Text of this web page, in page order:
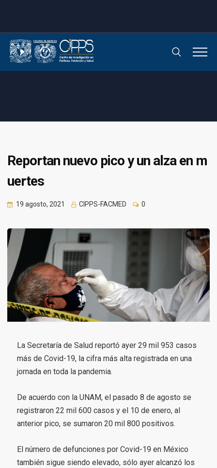
Reportan nuevo pico y un alza en m
uertes
19 agosto, 2021 CIPPS-FACMED 0
La Secretaría de Salud reportó ayer 29 mil 953 casos
más de Covid-19, la cifra más alta registrada en una
jornada en toda la pandemia.
De acuerdo con la UNAM, el pasado 8 de agosto se
registraron 22 mil 600 casos y el 10 de enero, al
anterior pico, se sumaron 20 mil 800 positivos.
El número de defunciones por Covid-19 en México
también sigue siendo elevado, sólo ayer alcanzó los